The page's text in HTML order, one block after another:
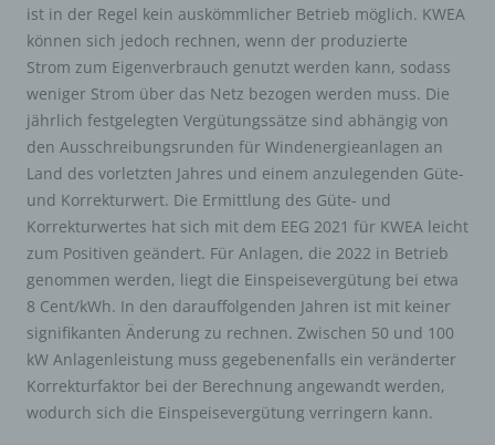
ist in der Regel kein auskömmlicher Betrieb möglich. KWEA
können sich jedoch rechnen, wenn der produzierte
Strom zum Eigenverbrauch genutzt werden kann, sodass
weniger Strom über das Netz bezogen werden muss. Die
jährlich festgelegten Vergütungssätze sind abhängig von
den Ausschreibungsrunden für Windenergieanlagen an
Land des vorletzten Jahres und einem anzulegenden Güte-
und Korrekturwert. Die Ermittlung des Güte- und
Korrekturwertes hat sich mit dem EEG 2021 für KWEA leicht
zum Positiven geändert. Für Anlagen, die 2022 in Betrieb
genommen werden, liegt die Einspeisevergütung bei etwa
8 Cent/kWh. In den darauffolgenden Jahren ist mit keiner
signifikanten Änderung zu rechnen. Zwischen 50 und 100
kW Anlagenleistung muss gegebenenfalls ein veränderter
Korrekturfaktor bei der Berechnung angewandt werden,
wodurch sich die Einspeisevergütung verringern kann.